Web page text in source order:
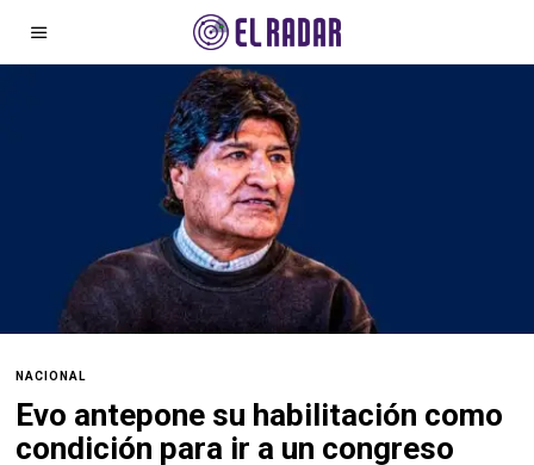
NACIONAL
Evo antepone su habilitación como
condición para ir a un congreso